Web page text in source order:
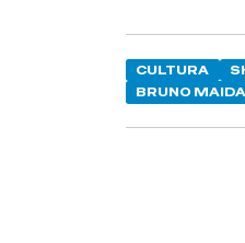
CULTURA
BRUNO MAIDA